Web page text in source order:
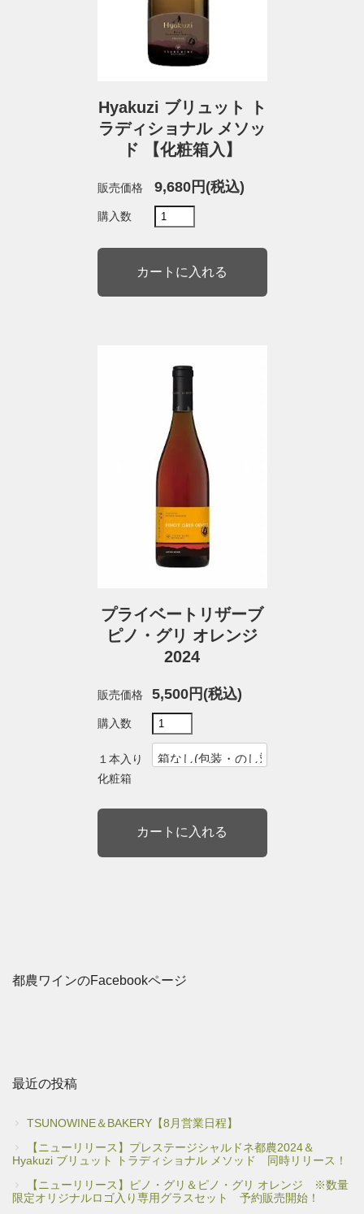
Hyakuzi ブリュット ト
ラディショナル メソッ
ド 【化粧箱入】
販売価格 9,680円(税込)
購入数
プライベートリザーブ
ピノ・グリ オレンジ
2024
販売価格 5,500円(税込)
購入数
１本入り
化粧箱
都農ワインのFacebookページ
最近の投稿
TSUNOWINE＆BAKERY【8月営業日程】
【ニューリリース】プレステージシャルドネ都農2024＆
Hyakuzi ブリュット トラディショナル メソッド 同時リリース！
【ニューリリース】ピノ・グリ＆ピノ・グリ オレンジ ※数量
限定オリジナルロゴ入り専用グラスセット 予約販売開始！